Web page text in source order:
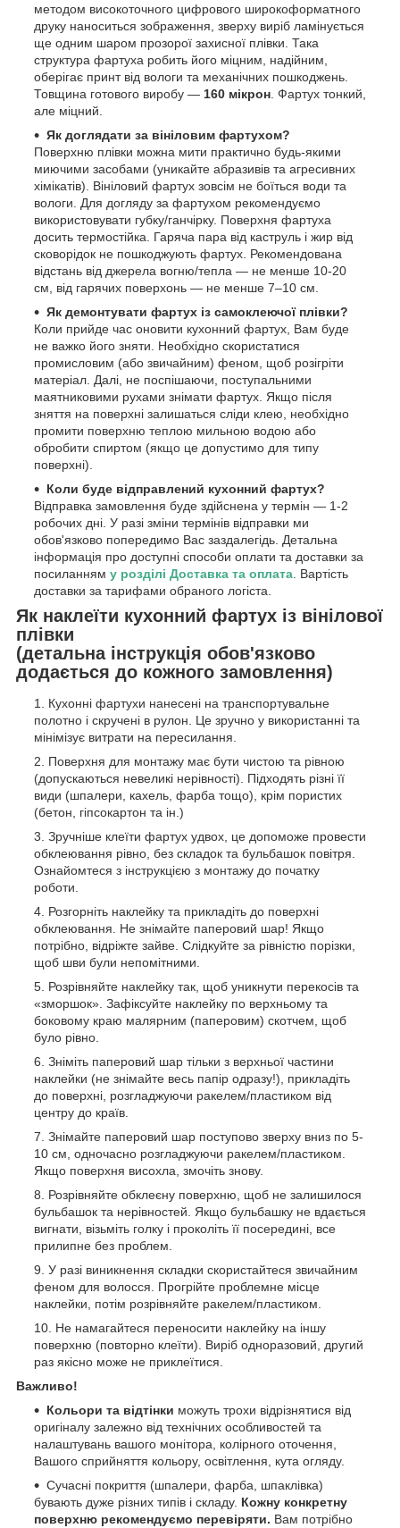
методом високоточного цифрового широкоформатного
друку наноситься зображення, зверху виріб ламінується
ще одним шаром прозорої захисної плівки. Така
структура фартуха робить його міцним, надійним,
оберігає принт від вологи та механічних пошкоджень.
Товщина готового виробу — 160 мікрон . Фартух тонкий,
але міцний.
Як доглядати за вініловим фартухом?
Поверхню плівки можна мити практично будь-якими
миючими засобами (уникайте абразивів та агресивних
хімікатів). Вініловий фартух зовсім не боїться води та
вологи. Для догляду за фартухом рекомендуємо
використовувати губку/ганчірку. Поверхня фартуха
досить термостійка. Гаряча пара від каструль і жир від
сковорідок не пошкоджують фартух. Рекомендована
відстань від джерела вогню/тепла — не менше 10-20
см, від гарячих поверхонь — не менше 7–10 см.
Як демонтувати фартух із самоклеючої плівки?
Коли прийде час оновити кухонний фартух, Вам буде
не важко його зняти. Необхідно скористатися
промисловим (або звичайним) феном, щоб розігріти
матеріал. Далі, не поспішаючи, поступальними
маятниковими рухами знімати фартух. Якщо після
зняття на поверхні залишаться сліди клею, необхідно
промити поверхню теплою мильною водою або
обробити спиртом (якщо це допустимо для типу
поверхні).
Коли буде відправлений кухонний фартух?
Відправка замовлення буде здійснена у термін — 1-2
робочих дні. У разі зміни термінів відправки ми
обов'язково попередимо Вас заздалегідь. Детальна
інформація про доступні способи оплати та доставки за
посиланням у розділі Доставка та оплата . Вартість
доставки за тарифами обраного логіста.
Як наклеїти кухонний фартух із вінілової
плівки
(детальна інструкція обов'язково
додається до кожного замовлення)
Кухонні фартухи нанесені на транспортувальне
полотно і скручені в рулон. Це зручно у використанні та
мінімізує витрати на пересилання.
Поверхня для монтажу має бути чистою та рівною
(допускаються невеликі нерівності). Підходять різні її
види (шпалери, кахель, фарба тощо), крім пористих
(бетон, гіпсокартон та ін.)
Зручніше клеїти фартух удвох, це допоможе провести
обклеювання рівно, без складок та бульбашок повітря.
Ознайомтеся з інструкцією з монтажу до початку
роботи.
Розгорніть наклейку та прикладіть до поверхні
обклеювання. Не знімайте паперовий шар! Якщо
потрібно, відріжте зайве. Слідкуйте за рівністю порізки,
щоб шви були непомітними.
Розрівняйте наклейку так, щоб уникнути перекосів та
«зморшок». Зафіксуйте наклейку по верхньому та
боковому краю малярним (паперовим) скотчем, щоб
було рівно.
Зніміть паперовий шар тільки з верхньої частини
наклейки (не знімайте весь папір одразу!), прикладіть
до поверхні, розгладжуючи ракелем/пластиком від
центру до країв.
Знімайте паперовий шар поступово зверху вниз по 5-
10 см, одночасно розгладжуючи ракелем/пластиком.
Якщо поверхня висохла, змочіть знову.
Розрівняйте обклеєну поверхню, щоб не залишилося
бульбашок та нерівностей. Якщо бульбашку не вдається
вигнати, візьміть голку і проколіть її посередині, все
прилипне без проблем.
У разі виникнення складки скористайтеся звичайним
феном для волосся. Прогрійте проблемне місце
наклейки, потім розрівняйте ракелем/пластиком.
Не намагайтеся переносити наклейку на іншу
поверхню (повторно клеїти). Виріб одноразовий, другий
раз якісно може не приклеїтися.
Важливо!
Кольори та відтінки можуть трохи відрізнятися від
оригіналу залежно від технічних особливостей та
налаштувань вашого монітора, колірного оточення,
Вашого сприйняття кольору, освітлення, кута огляду.
Сучасні покриття (шпалери, фарба, шпаклівка)
бувають дуже різних типів і складу. Кожну конкретну
поверхню рекомендуємо перевіряти. Вам потрібно